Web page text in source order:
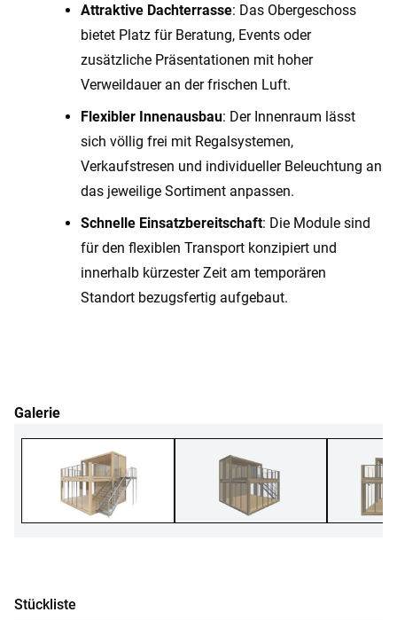
Attraktive Dachterrasse: Das Obergeschoss
bietet Platz für Beratung, Events oder
zusätzliche Präsentationen mit hoher
Verweildauer an der frischen Luft.
Flexibler Innenausbau: Der Innenraum lässt
sich völlig frei mit Regalsystemen,
Verkaufstresen und individueller Beleuchtung an
das jeweilige Sortiment anpassen.
Schnelle Einsatzbereitschaft: Die Module sind
für den flexiblen Transport konzipiert und
innerhalb kürzester Zeit am temporären
Standort bezugsfertig aufgebaut.
Galerie
Stückliste